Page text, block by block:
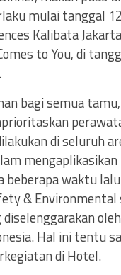
mulai tanggal
Kalibata
to You, di
bagi semua
di seluruh
beberapa waktu
&
Hal ini tentu
di Hotel.